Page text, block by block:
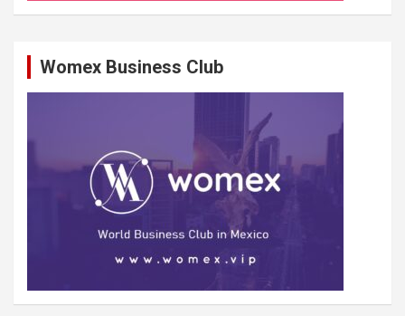
Womex Business Club